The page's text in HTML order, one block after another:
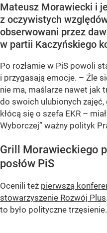
Mateusz Morawiecki i
z oczywistych
obserwowani przez
w partii Kaczyńskiego
Po rozłamie w PiS powoli
i przygasają emocje. – Źle
nie ma, maślarze nawet jak
do swoich ulubionych
kłócą się o szefa EKR –
Wyborczej” ważny polityk
Grill Morawieckiego
posłów PiS
Ocenili też pierwszą
stowarzyszenie Rozwój Plus
to było polityczne